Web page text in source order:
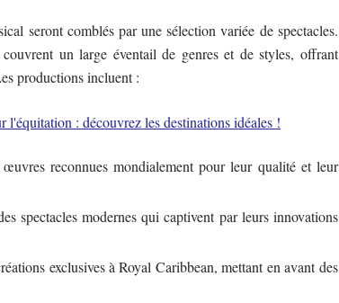
seront comblés par une sélection variée de spectacles.
couvrent un large éventail de genres et de styles, offrant
productions incluent :
l'équitation : découvrez les destinations idéales !
reconnues mondialement pour leur qualité et leur
spectacles modernes qui captivent par leurs innovations
exclusives à Royal Caribbean, mettant en avant des